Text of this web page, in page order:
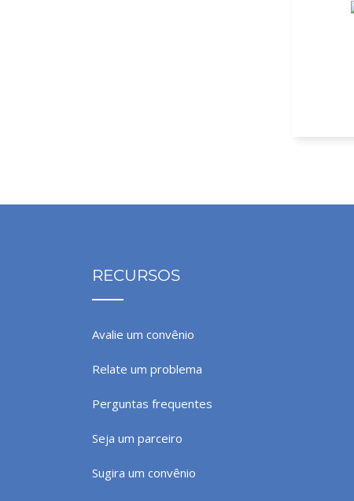
RECURSOS
Avalie um convênio
Relate um problema
Perguntas frequentes
Seja um parceiro
Sugira um convênio